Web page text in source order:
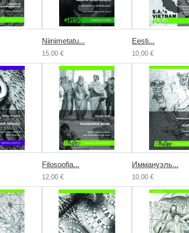
Niinimetatu...
15,00 €
Eesti...
10,00 €
Filosoofia...
12,00 €
Иммануэль...
10,00 €